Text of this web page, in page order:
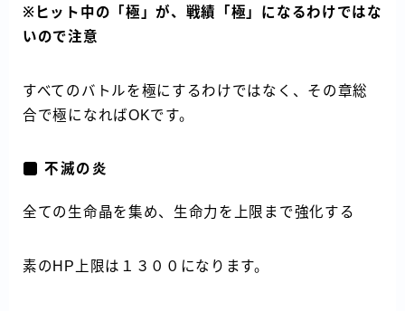
※ヒット中の「極」が、戦績「極」になるわけではな
いので注意
すべてのバトルを極にするわけではなく、その章総
合で極になればOKです。
不滅の炎
全ての生命晶を集め、生命力を上限まで強化する
素のHP上限は１３００になります。